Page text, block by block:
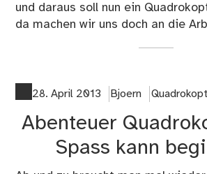
und daraus soll nun ein
da machen wir uns doch an die
28. April 2013 Bjoern
Abenteuer
Spass kann